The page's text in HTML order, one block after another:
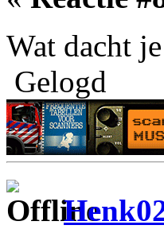
Wat dacht
Gelogd